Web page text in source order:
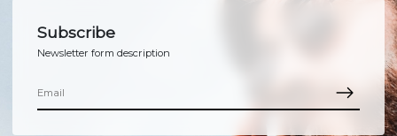
Subscribe
Newsletter form description